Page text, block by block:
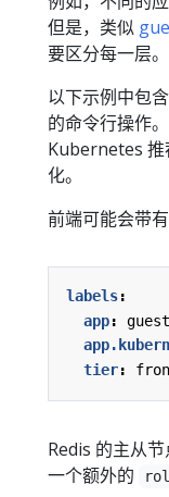
但是，类似
要区分每一层。
以下示例中包含
的命令行操作。
Kubernetes 推
化。
前端可能会带有
labels:
app:
tier:
Redis 的主从
一个额外的